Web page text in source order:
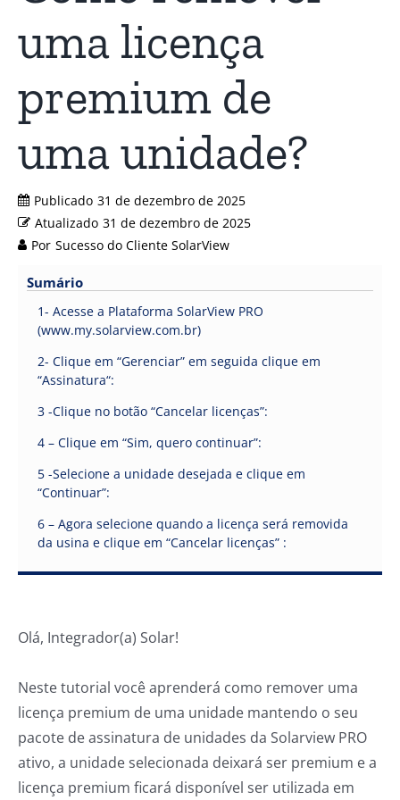
uma licença
premium de
uma unidade?
Publicado 31 de dezembro de 2025
Atualizado 31 de dezembro de 2025
Por Sucesso do Cliente SolarView
Sumário
1- Acesse a Plataforma SolarView PRO
(www.my.solarview.com.br)
2- Clique em “Gerenciar” em seguida clique em
“Assinatura“:
3 -Clique no botão “Cancelar licenças”:
4 – Clique em “Sim, quero continuar”:
5 -Selecione a unidade desejada e clique em
“Continuar”:
6 – Agora selecione quando a licença será removida
da usina e clique em “Cancelar licenças” :
Olá, Integrador(a) Solar!
Neste tutorial você aprenderá como remover uma
licença premium de uma unidade mantendo o seu
pacote de assinatura de unidades da Solarview PRO
ativo, a unidade selecionada deixará ser premium e a
licença premium ficará disponível ser utilizada em